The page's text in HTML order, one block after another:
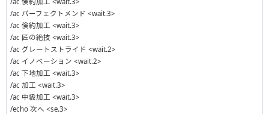
/ac パーフェクトメンド <wait.3>
/ac 倹約加工 <wait.3>
/ac 匠の絶技 <wait.3>
/ac グレートストライド <wait.2>
/ac イノベーション <wait.2>
/ac 下地加工 <wait.3>
/ac 加工 <wait.3>
/ac 中級加工 <wait.3>
/echo 次へ <se.3>